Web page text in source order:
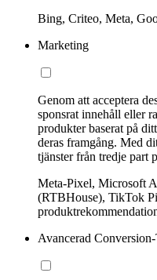
Bing, Criteo, Meta,
Marketing
Genom att acceptera
sponsrat innehåll eller
produkter baserat på
deras framgång. Med
tjänster från tredje part
Meta-Pixel, Microsoft
(RTBHouse), TikTok
Avancerad